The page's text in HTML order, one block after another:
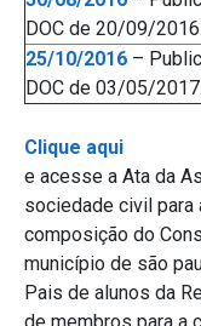
DOC de 20/09/
25/10/2016 –
DOC de 03/05/
Clique aqui
e acesse a Ata da
sociedade civil para
composição do
município de são
Pais de alunos da